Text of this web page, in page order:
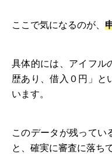
ここで気になるのが、
具体的には、アイフル
歴あり、借入０円」と
います。
このデータが残ってい
と、確実に審査に落ち